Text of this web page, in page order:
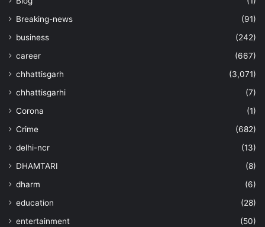
Breaking-news
(91)
business
(242)
career
(667)
chhattisgarh
(3,071)
chhattisgarhi
(7)
Corona
(1)
Crime
(682)
delhi-ncr
(13)
DHAMTARI
(8)
dharm
(6)
education
(28)
entertainment
(50)